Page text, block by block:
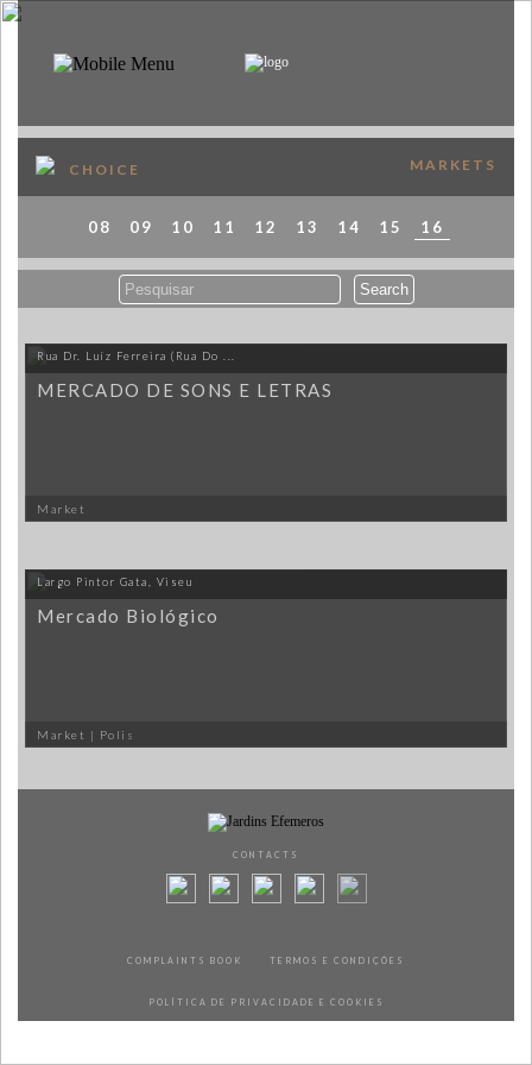
PROGRAMME
SPONSORS
VISIT
MAP
CHOICE MARKETS
08 09 10 11 12 13 14 15 16
Rua Dr. Luíz Ferreira (Rua Do ...
MERCADO DE SONS E LETRAS
Market
Largo Pintor Gata, Viseu
Mercado Biológico
Market | Polis
CONTACTS
COMPLAINTS BOOK TERMOS E CONDIÇÕES
POLÍTICA DE PRIVACIDADE E COOKIES